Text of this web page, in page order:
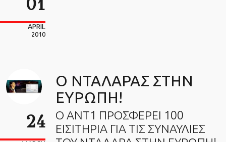
APRIL
2010
24
Ο ΝΤΑΛΑΡΑΣ ΣΤΗΝ
ΕΥΡΩΠΗ!
Ο ΑΝΤ1 ΠΡΟΣΦΕΡΕΙ 100
ΕΙΣΙΤΗΡΙΑ ΓΙΑ ΤΙΣ ΣΥΝΑΥΛΙΕΣ